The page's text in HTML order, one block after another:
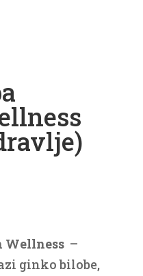
Wellness–
ginko bilobe,